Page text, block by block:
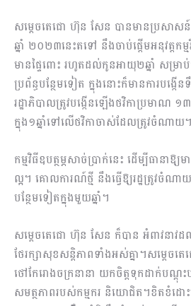
សម្ដេចតេជោ ហ៊ុន សែន បានមានប្រសាស
ឆ្នាំ ២០២៣នេះតទៅ នឹងចាប់ផ្ដើមអនុវត្តកម្
មានផ្ទៃពោះ រហូតដល់កូនអាយុ២ឆ្នាំ សម្រាប់ក
ប្រព័ន្ធបន្ថែមទៀត ក្នុងនោះក៏មានការបង្ក
រដ្ឋាភិបាលត្រូវបង្កើនឡើងថវិកាប្រមាណ ១
ក្នុង១ឆ្នាំទៅលើថវិកាចាស់ដែលត្រូវចំណាយ។
កម្មវិធីឧបត្ថម្ភសាច់ប្រាក់នេះ ដើម្បីធានា
ល្អ។ គោលការណ៍ថ្មី នឹងធ្វើឱ្យរដ្ឋត្រូវចំណ
បន្ថែមទៀតក្នុងមួយឆ្នាំ។
សម្តេចតេជោ ហ៊ុន សែន ក៏បាន អំពាវនាវដ
ថែរក្សាសុខសន្តិភាពទាំងអស់គ្នា។សម្តេចតេ
ថៅកែរោងចក្រនានា យកចិត្តទុកដាក់បណ្តុ
សមត្ថភាពរបស់កម្មករ និយោជិត។ខិតខំដោ